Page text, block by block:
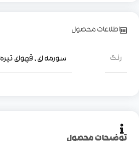
اطلاعات محصول
رنگ سورمه ای,قهوای تیره